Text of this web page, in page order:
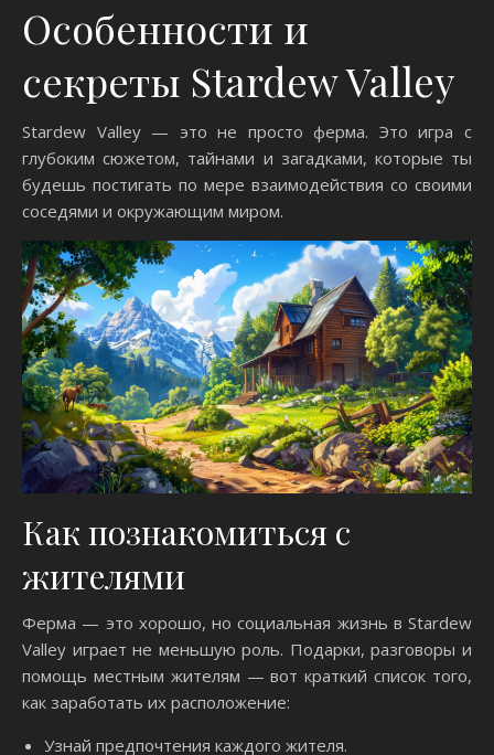
Особенности и
секреты Stardew Valley
Stardew Valley — это не просто ферма. Это игра с
глубоким сюжетом, тайнами и загадками, которые ты
будешь постигать по мере взаимодействия со своими
соседями и окружающим миром.
Как познакомиться с
жителями
Ферма — это хорошо, но социальная жизнь в Stardew
Valley играет не меньшую роль. Подарки, разговоры и
помощь местным жителям — вот краткий список того,
как заработать их расположение:
Узнай предпочтения каждого жителя.